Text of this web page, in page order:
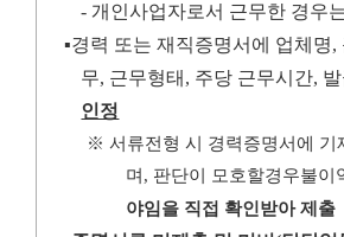
- 개인사업자로서 근무한 경우
▪경력 또는 재직증명서에 업체명,
무, 근무형태 , 주당 근무시간,
인정
※ 서류전형 시 경력증명서에
며 , 판단이 모호할경우불이
야임을 직접 확인받아 제출